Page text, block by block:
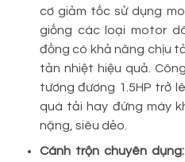
cơ giảm tốc sử dụng
giống các loại motor
đồng có khả năng chịu
tản nhiệt hiệu quả.
tương đương 1.5HP trở
quá tải hay đứng máy
nặng, siêu dẻo.
Cánh trộn chuyên dụng: